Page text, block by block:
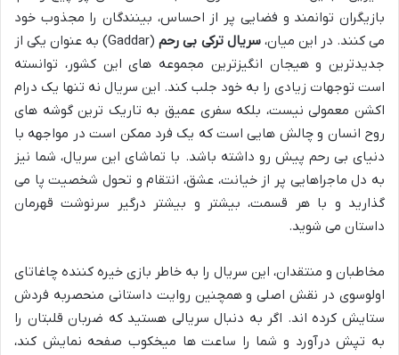
بازیگران توانمند و فضایی پر از احساس، بینندگان را مجذوب خود
می کنند. در این میان،سریال ترکی بی رحم
(Gaddar) به عنوان یکی از
جدیدترین و هیجان انگیزترین مجموعه های این کشور، توانسته
است توجهات زیادی را به خود جلب کند. این سریال نه تنها یک درام
اکشن معمولی نیست، بلکه سفری عمیق به تاریک ترین گوشه های
روح انسان و چالش هایی است که یک فرد ممکن است در مواجهه با
دنیای بی رحم پیش رو داشته باشد. با تماشای این سریال، شما نیز
به دل ماجراهایی پر از خیانت، عشق، انتقام و تحول شخصیت پا می
گذارید و با هر قسمت، بیشتر و بیشتر درگیر سرنوشت قهرمان
داستان می شوید.
مخاطبان و منتقدان، این سریال را به خاطر بازی خیره کننده چاغاتای
اولوسوی در نقش اصلی و همچنین روایت داستانی منحصربه فردش
ستایش کرده اند. اگر به دنبال سریالی هستید که ضربان قلبتان را
به تپش درآورد و شما را ساعت ها میخکوب صفحه نمایش کند،